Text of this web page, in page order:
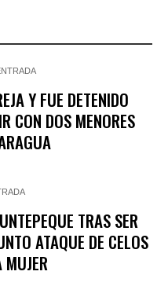
Y FUE DETENIDO
CON DOS MENORES
TRAS SER
ATAQUE DE CELOS